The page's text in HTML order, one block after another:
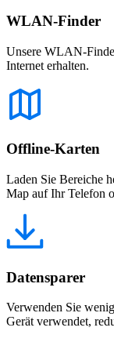
WLAN-Finder
Unsere WLAN-
Internet erhalten.
Offline-Karten
Laden Sie Bereiche
Map auf Ihr Telefon
Datensparer
Verwenden Sie
Gerät verwendet,